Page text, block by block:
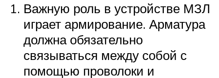
Важную роль в устройстве МЗЛ
играет армирование. Арматура
должна обязательно
связываться между собой с
помощью проволоки и